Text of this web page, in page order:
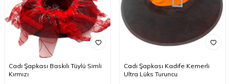
Cadı Şapkası Baskılı Tüylü Simli
Kırmızı
Cadı Şapkası Kadife Kemerli
Ultra Lüks Turuncu